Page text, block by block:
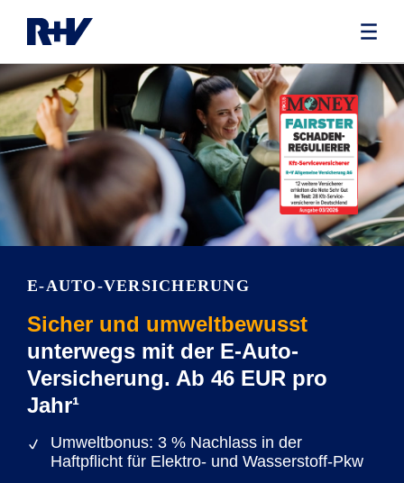
E-AUTO-VERSICHERUNG
Sicher und umweltbewusst
unterwegs mit der E-Auto-
Versicherung. Ab 46 EUR pro
Jahr¹
Umweltbonus: 3 % Nachlass in der
Haftpflicht für Elektro- und Wasserstoff-Pkw